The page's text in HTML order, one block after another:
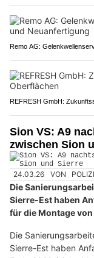
Remo AG:
REFRESH GmbH:
Sion VS: A9
zwischen Sion
24.03.26 VON
Die
Sierre-Est haben
für die Montage
Die
Sierre-Est haben